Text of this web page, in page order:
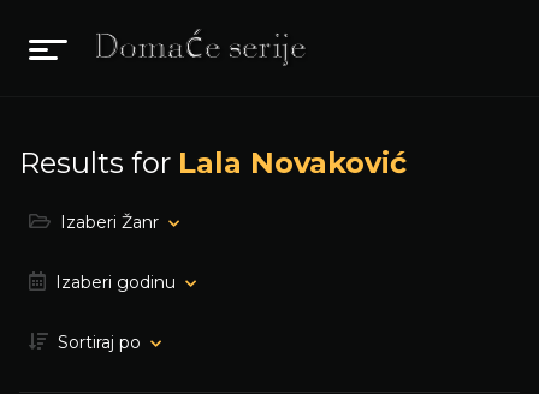
Results for Lala Novaković
Izaberi Žanr
Izaberi godinu
Sortiraj po